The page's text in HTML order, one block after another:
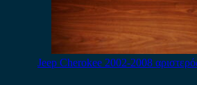
Jeep Cherokee 2002-2008